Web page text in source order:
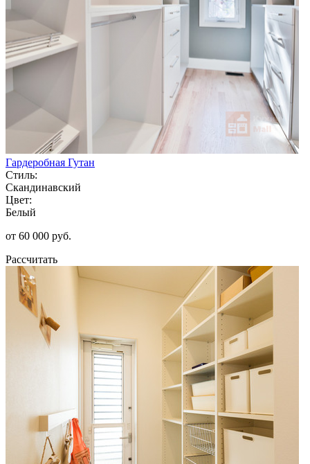
Гардеробная Гутан
Стиль:
Скандинавский
Цвет:
Белый
от 60 000 руб.
Рассчитать